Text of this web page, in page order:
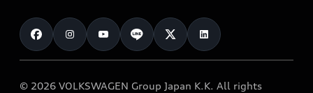
カタログ一覧
車検 / 定期点検
e-tronアフターサポート
クオリティ
保証
メンテナンス
お知らせ
オーナー様向けキャンペーン
© 2026 VOLKSWAGEN Group Japan K.K. All rights